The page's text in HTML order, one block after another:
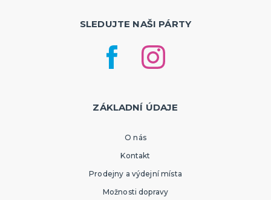
SLEDUJTE NAŠI PÁRTY
ZÁKLADNÍ ÚDAJE
O nás
Kontakt
Prodejny a výdejní místa
Možnosti dopravy